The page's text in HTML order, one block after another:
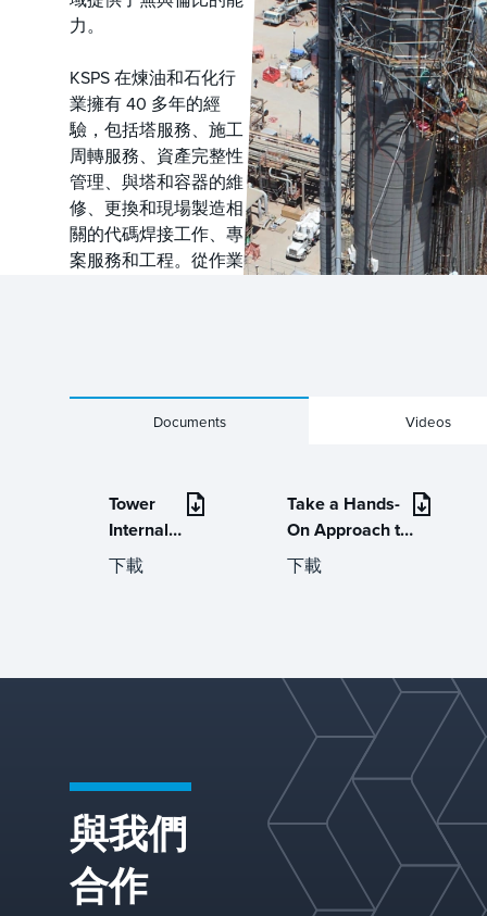
力。
KSPS 在煉油和石化行
業擁有 40 多年的經
驗，包括塔服務、施工
周轉服務、資產完整性
管理、與塔和容器的維
修、更換和現場製造相
關的代碼焊接工作、專
案服務和工程。從作業
論您身在何處，都可以
Documents Videos
Tower
Internals
Hardware
and
下載
Take a Hands-
On Approach to
Refinery
Troubleshooting
下載
與我們
合作